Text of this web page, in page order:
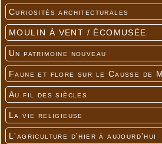
Curiosités architecturales
MOULIN À VENT / ÉCOMUSÉE
Un patrimoine nouveau
Faune et flore sur le Causse de
Au fil des siècles
La vie religieuse
L'agriculture d'hier à aujourd'hui